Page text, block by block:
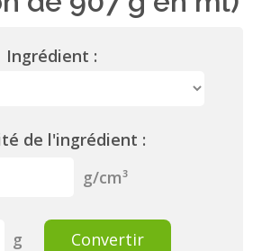
Ingrédient :
de l'ingrédient :
g/cm³
g Convertir